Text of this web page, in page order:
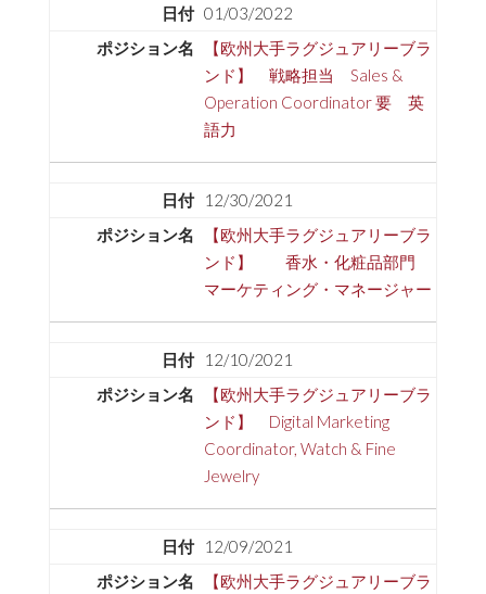
01/03/2022
【欧州大手ラグジュアリーブラ
ンド】 戦略担当 Sales &
Operation Coordinator 要 英
語力
12/30/2021
【欧州大手ラグジュアリーブラ
ンド】 香水・化粧品部門
マーケティング・マネージャー
12/10/2021
【欧州大手ラグジュアリーブラ
ンド】 Digital Marketing
Coordinator, Watch & Fine
Jewelry
12/09/2021
【欧州大手ラグジュアリーブラ